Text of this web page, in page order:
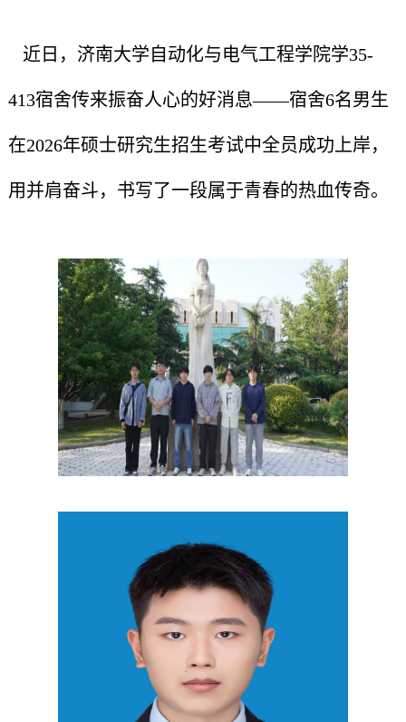
近日，济南大学自动化与电气工程学院学35-
413宿舍传来振奋人心的好消息——宿舍6名男生
在2026年硕士研究生招生考试中全员成功上岸，
用并肩奋斗，书写了一段属于青春的热血传奇。